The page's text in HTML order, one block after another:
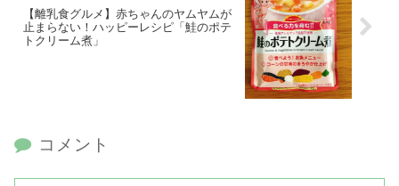
【離乳食グルメ】赤ちゃんのヤムヤムが
止まらない！ハッピーレシピ「鮭のポテ
トクリーム煮」
コメント